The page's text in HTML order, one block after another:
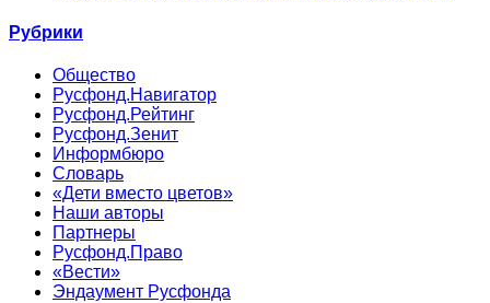
Рубрики
Общество
Русфонд.Навигатор
Русфонд.Рейтинг
Русфонд.Зенит
Информбюро
Словарь
«Дети вместо цветов»
Наши авторы
Партнеры
Русфонд.Право
«Вести»
Эндаумент Русфонда